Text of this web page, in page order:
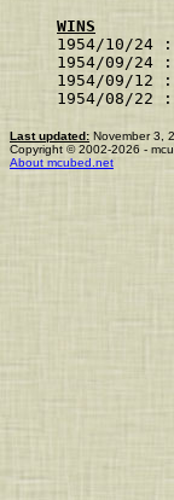
WINS
1954/10/24 :
1954/09/24 :
1954/09/12 :
1954/08/22 :
Last updated: November 3,
Copyright © 2002-2026 -
About mcubed.net